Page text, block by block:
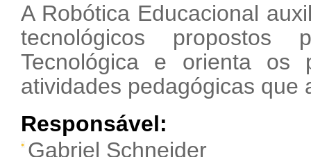
A Robótica Educacional
tecnológicos propostos
Tecnológica e orienta os
atividades pedagógicas
Responsável:
Gabriel Schneider